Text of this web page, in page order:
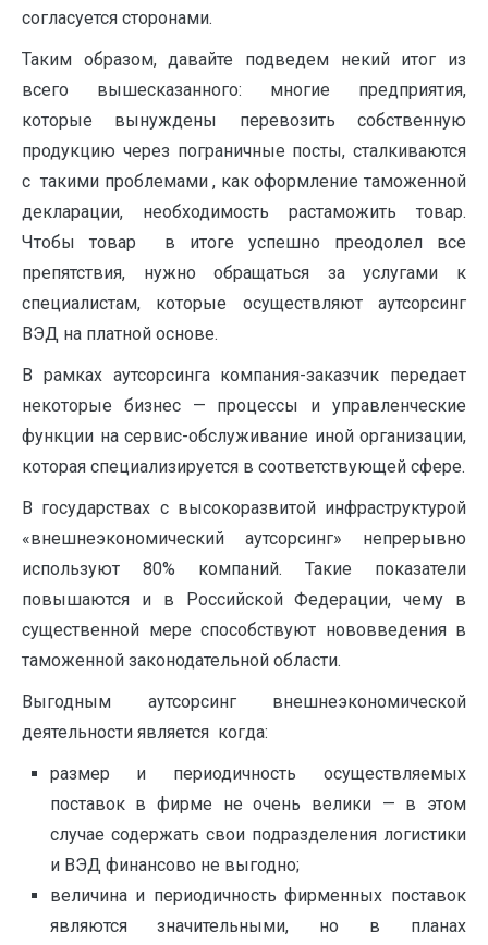
согласуется сторонами.
Таким образом, давайте подведем некий итог из
всего вышесказанного: многие предприятия,
которые вынуждены перевозить собственную
продукцию через пограничные посты, сталкиваются
с такими проблемами , как оформление таможенной
декларации, необходимость растаможить товар.
Чтобы товар в итоге успешно преодолел все
препятствия, нужно обращаться за услугами к
специалистам, которые осуществляют аутсорсинг
ВЭД на платной основе.
В рамках аутсорсинга компания-заказчик передает
некоторые бизнес — процессы и управленческие
функции на сервис-обслуживание иной организации,
которая специализируется в соответствующей сфере.
В государствах с высокоразвитой инфраструктурой
«внешнеэкономический аутсорсинг» непрерывно
используют 80% компаний. Такие показатели
повышаются и в Российской Федерации, чему в
существенной мере способствуют нововведения в
таможенной законодательной области.
Выгодным аутсорсинг внешнеэкономической
деятельности является когда:
размер и периодичность осуществляемых
поставок в фирме не очень велики — в этом
случае содержать свои подразделения логистики
и ВЭД финансово не выгодно;
величина и периодичность фирменных поставок
являются значительными, но в планах